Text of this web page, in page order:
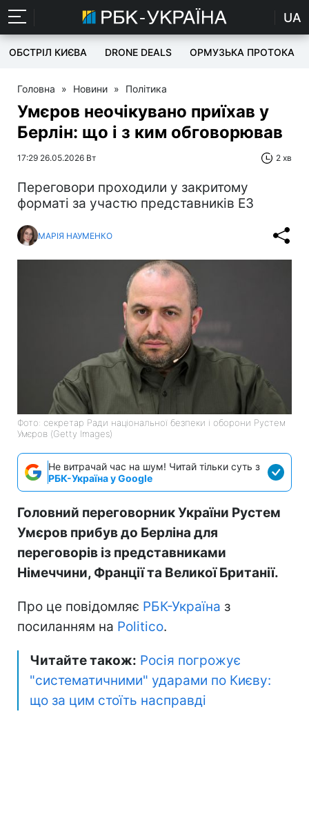
UA
ОБСТРІЛ КИЄВА DRONE DEALS ОРМУЗЬКА ПРОТОКА
Головна » Новини » Політика
Умєров неочікувано приїхав у
Берлін: що і з ким обговорював
17:29 26.05.2026 Вт 2 хв
Переговори проходили у закритому
форматі за участю представників E3
МАРІЯ НАУМЕНКО
Фото: секретар Ради національної безпеки і оборони Рустем
Умєров (Getty Images)
Не витрачай час на шум! Читай тільки суть з
РБК-Україна у Google
Головний переговорник України Рустем
Умєров прибув до Берліна для
переговорів із представниками
Німеччини, Франції та Великої Британії.
Про це повідомляє РБК-Україна з
посиланням на Politico.
Читайте також: Росія погрожує
"систематичними" ударами по Києву:
що за цим стоїть насправді